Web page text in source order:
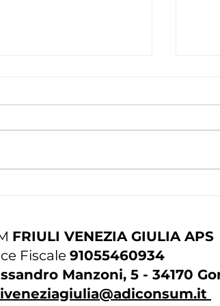
oggi
FRIULI VENEZIA GIULIA APS
Fiscale 91055460934
Manzoni, 5 - 34170